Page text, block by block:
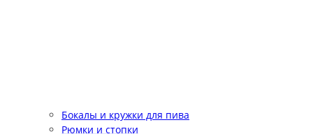
Бокалы и кружки для пива
Рюмки и стопки